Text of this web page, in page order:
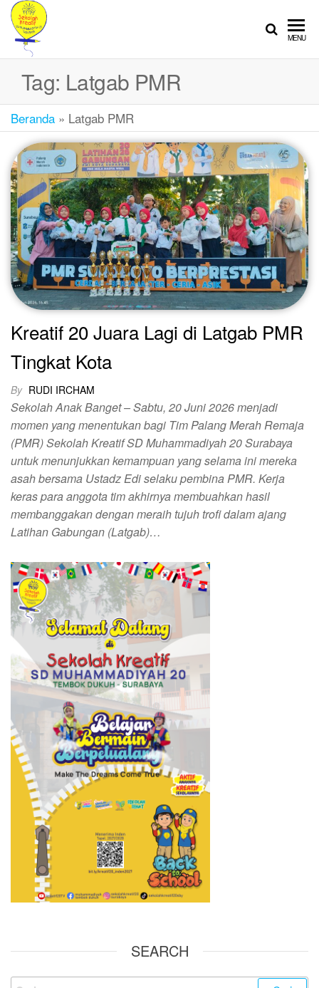
KREATIF
MENU
Tag: Latgab PMR
Beranda » Latgab PMR
Kreatif 20 Juara Lagi di Latgab PMR
Tingkat Kota
By RUDI IRCHAM
Sekolah Anak Banget – Sabtu, 20 Juni 2026 menjadi
momen yang menentukan bagi Tim Palang Merah Remaja
(PMR) Sekolah Kreatif SD Muhammadiyah 20 Surabaya
untuk menunjukkan kemampuan yang selama ini mereka
asah bersama Ustadz Edi selaku pembina PMR. Kerja
keras para anggota tim akhirnya membuahkan hasil
membanggakan dengan meraih tujuh trofi dalam ajang
Latihan Gabungan (Latgab)…
SEARCH